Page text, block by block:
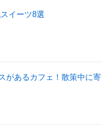
イーツ8選
があるカフェ！散策中に寄